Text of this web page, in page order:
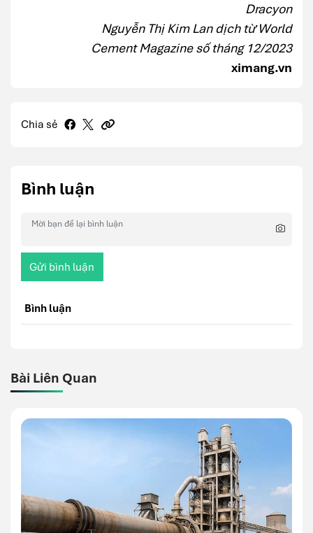
Dracyon
Nguyễn Thị Kim Lan dịch từ World
Cement Magazine​ số tháng 12/2023
ximang.vn
Chia sẻ
Bình luận
Gửi bình luận
Bình luận
Bài Liên Quan